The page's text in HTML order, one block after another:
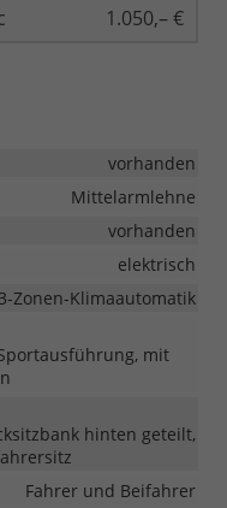
1.050,– €
vorhanden
Mittelarmlehne
vorhanden
elektrisch
Zonen-Klimaautomatik
mit
hinten geteilt,
Fahrer und Beifahrer